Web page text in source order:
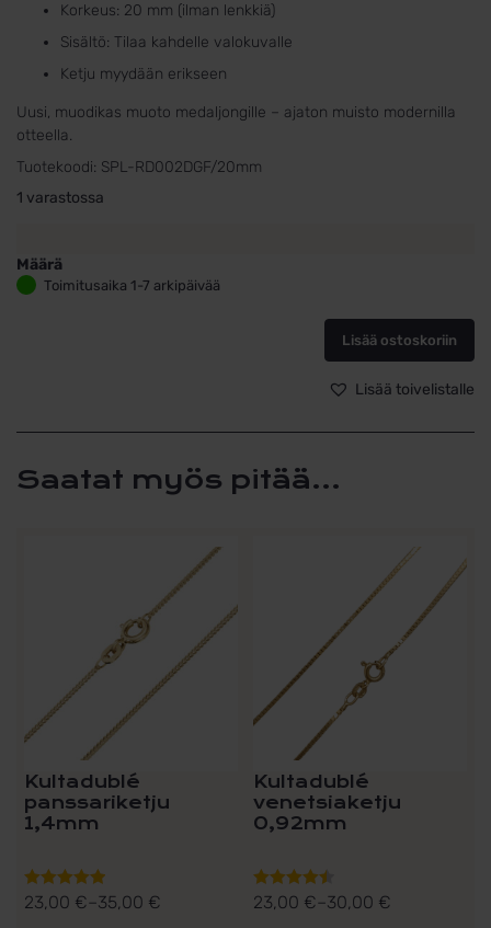
Korkeus: 20 mm (ilman lenkkiä)
Sisältö: Tilaa kahdelle valokuvalle
Ketju myydään erikseen
Uusi, muodikas muoto medaljongille – ajaton muisto modernilla
otteella.
Tuotekoodi: SPL-RD002DGF/20mm
1 varastossa
Määrä
Kullattu
määrä
Toimitusaika 1-7 arkipäivää
Lisää ostoskoriin
Lisää toivelistalle
Saatat myös pitää...
Kultadublé
panssariketju
1,4mm
Arvostelu
23,00 €–35,00 €
Hintaluokka:
valinnat
tuotteen
sivulla.
Kultadublé
venetsiaketju
0,92mm
Arvostelu
23,00 €–30,00 €
Hintaluokka:
muunnelma.
valinnat
tuotteen